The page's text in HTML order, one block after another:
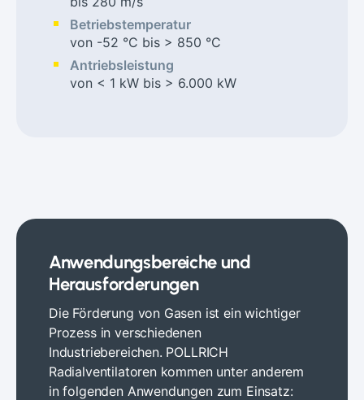
Betriebstemperatur
von -52 °C bis > 850 °C
Antriebsleistung
von < 1 kW bis > 6.000 kW
Anwendungsbereiche und
Herausforderungen
Die Förderung von Gasen ist ein wichtiger
Prozess in verschiedenen
Industriebereichen. POLLRICH
Radialventilatoren kommen unter anderem
in folgenden Anwendungen zum Einsatz: